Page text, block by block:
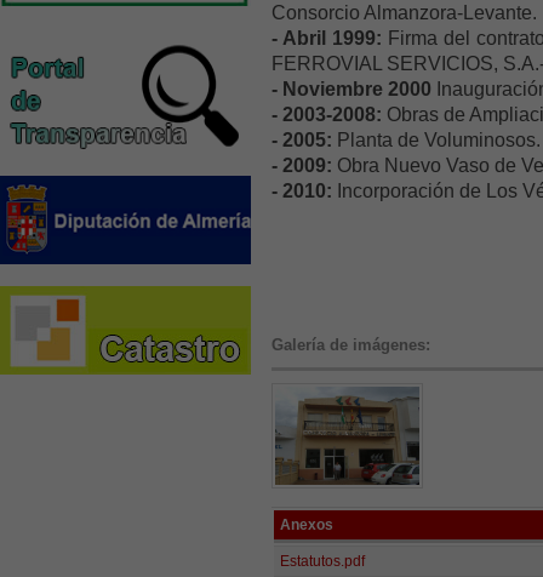
Consorcio Almanzora-Levante.
- Abril 1999: Firma del
FERROVIAL SERVICIOS,
- Noviembre 2000
- 2003-2008: Obras de
- 2005: Planta de Voluminosos.
- 2009: Obra Nuevo Vaso de
- 2010: Incorporación de Los
Galería de imágenes:
Anexos
Estatutos.pdf